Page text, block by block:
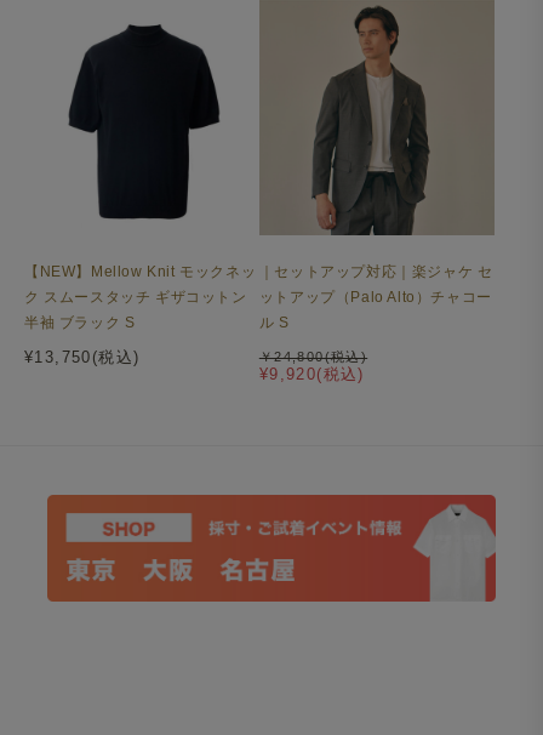
【NEW】Mellow Knit モックネッ
ク スムースタッチ ギザコットン
半袖 ブラック S
¥13,750(税込)
｜セットアップ対応｜楽ジャケ セ
ットアップ（Palo Alto）チャコー
ル S
¥9,920(税込)
￥24,800(税込)